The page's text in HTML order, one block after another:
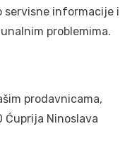
servisne informacije i
problemima.
prodavnicama,
Ćuprija Ninoslava